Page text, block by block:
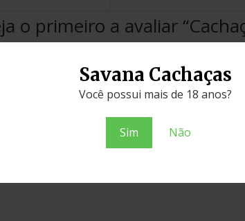
Savana Cachaças
Você possui mais de 18 anos?
Sim Não
o primeiro a avaliar
avaliação sobre o produto*